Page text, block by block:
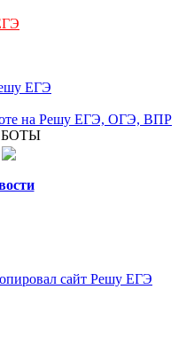
ЕГЭ
на Решу ЕГЭ, ОГЭ, ВПР
сайт Решу ЕГЭ